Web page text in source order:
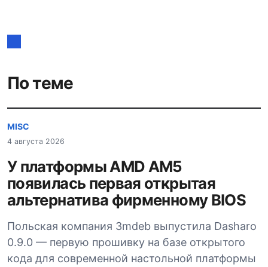
По теме
MISC
4 августа 2026
У платформы AMD AM5
появилась первая открытая
альтернатива фирменному BIOS
Польская компания 3mdeb выпустила Dasharo
0.9.0 — первую прошивку на базе открытого
кода для современной настольной платформы